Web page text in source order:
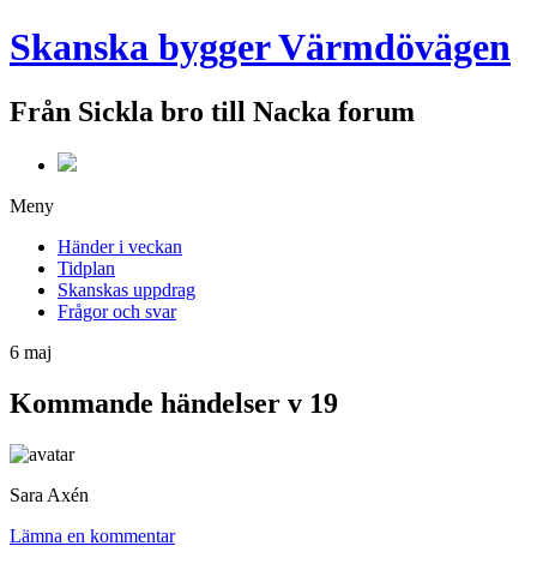
Skanska bygger Värmdövägen
Från Sickla bro till Nacka forum
Meny
Händer i veckan
Tidplan
Skanskas uppdrag
Frågor och svar
6 maj
Kommande händelser v 19
Sara Axén
Lämna en kommentar